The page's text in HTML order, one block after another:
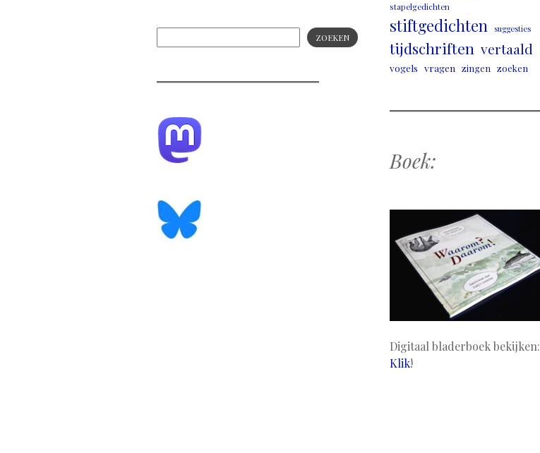
ZOEKEN
stapelgedichten
stiftgedichten suggesties
tijdschriften vertaald
vogels vragen zingen zoeken
Boek:
Digitaal bladerboek bekijken:
Klik!